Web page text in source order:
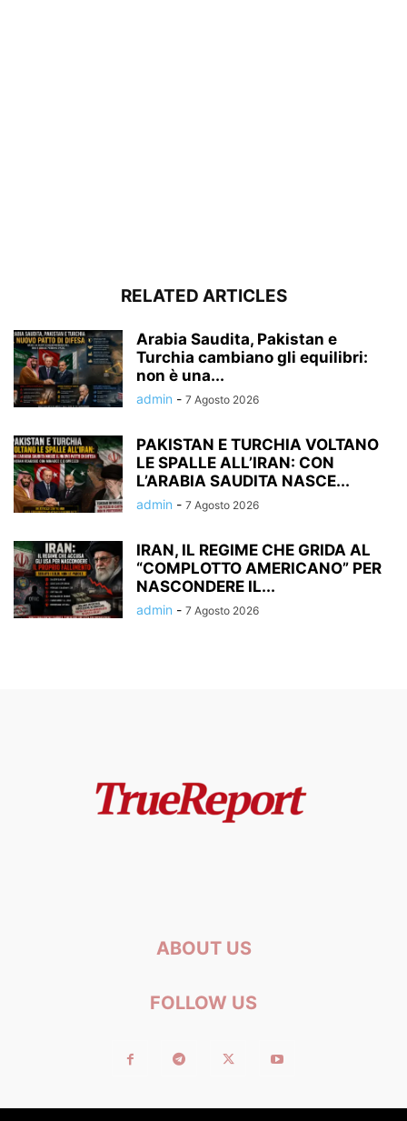
RELATED ARTICLES
Arabia Saudita, Pakistan e
Turchia cambiano gli equilibri:
non è una...
admin - 7 Agosto 2026
PAKISTAN E TURCHIA VOLTANO
LE SPALLE ALL’IRAN: CON
L’ARABIA SAUDITA NASCE...
admin - 7 Agosto 2026
IRAN, IL REGIME CHE GRIDA AL
“COMPLOTTO AMERICANO” PER
NASCONDERE IL...
admin - 7 Agosto 2026
ABOUT US
FOLLOW US